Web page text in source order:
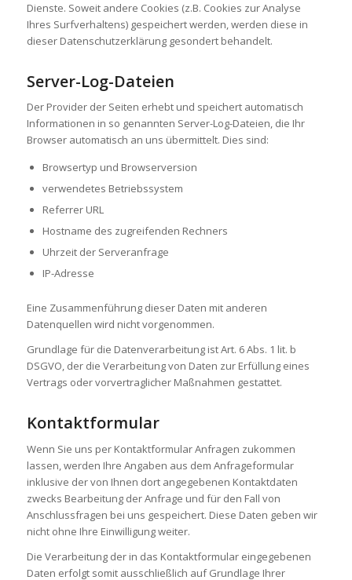
Dienste. Soweit andere Cookies (z.B. Cookies zur Analyse
Ihres Surfverhaltens) gespeichert werden, werden diese in
dieser Datenschutzerklärung gesondert behandelt.
Server-Log-Dateien
Der Provider der Seiten erhebt und speichert automatisch
Informationen in so genannten Server-Log-Dateien, die Ihr
Browser automatisch an uns übermittelt. Dies sind:
Browsertyp und Browserversion
verwendetes Betriebssystem
Referrer URL
Hostname des zugreifenden Rechners
Uhrzeit der Serveranfrage
IP-Adresse
Eine Zusammenführung dieser Daten mit anderen
Datenquellen wird nicht vorgenommen.
Grundlage für die Datenverarbeitung ist Art. 6 Abs. 1 lit. b
DSGVO, der die Verarbeitung von Daten zur Erfüllung eines
Vertrags oder vorvertraglicher Maßnahmen gestattet.
Kontaktformular
Wenn Sie uns per Kontaktformular Anfragen zukommen
lassen, werden Ihre Angaben aus dem Anfrageformular
inklusive der von Ihnen dort angegebenen Kontaktdaten
zwecks Bearbeitung der Anfrage und für den Fall von
Anschlussfragen bei uns gespeichert. Diese Daten geben wir
nicht ohne Ihre Einwilligung weiter.
Die Verarbeitung der in das Kontaktformular eingegebenen
Daten erfolgt somit ausschließlich auf Grundlage Ihrer